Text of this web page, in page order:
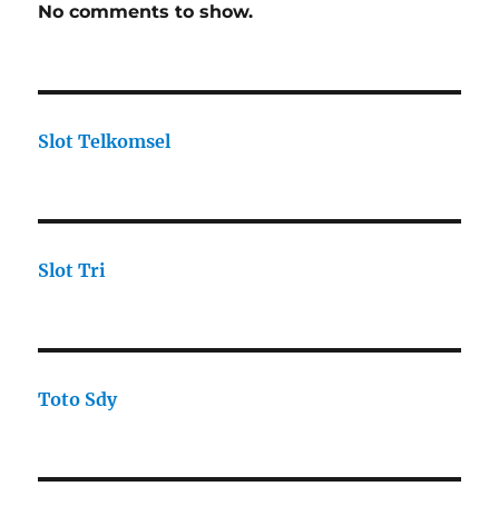
No comments to show.
Slot Telkomsel
Slot Tri
Toto Sdy